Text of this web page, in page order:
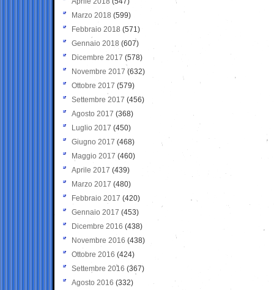
Marzo 2018 (599)
Febbraio 2018 (571)
Gennaio 2018 (607)
Dicembre 2017 (578)
Novembre 2017 (632)
Ottobre 2017 (579)
Settembre 2017 (456)
Agosto 2017 (368)
Luglio 2017 (450)
Giugno 2017 (468)
Maggio 2017 (460)
Aprile 2017 (439)
Marzo 2017 (480)
Febbraio 2017 (420)
Gennaio 2017 (453)
Dicembre 2016 (438)
Novembre 2016 (438)
Ottobre 2016 (424)
Settembre 2016 (367)
Agosto 2016 (332)